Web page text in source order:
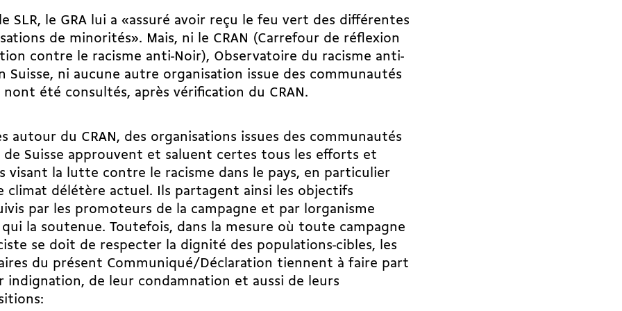
SLR, le GRA lui a «assuré avoir reçu le feu vert des différentes
de minorités». Mais, ni le CRAN (Carrefour de réflexion
contre le racisme anti-Noir), Observatoire du racisme anti-
Suisse, ni aucune autre organisation issue des communautés
nont été consultés, après vérification du CRAN.
autour du CRAN, des organisations issues des communautés
de Suisse approuvent et saluent certes tous les efforts et
visant la lutte contre le racisme dans le pays, en particulier
climat délétère actuel. Ils partagent ainsi les objectifs
par les promoteurs de la campagne et par lorganisme
la soutenue. Toutefois, dans la mesure où toute campagne
se doit de respecter la dignité des populations-cibles, les
du présent Communiqué/Déclaration tiennent à faire part
indignation, de leur condamnation et aussi de leurs